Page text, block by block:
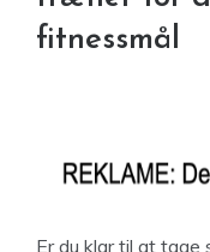
fitnessmål
Er du klar til at tage